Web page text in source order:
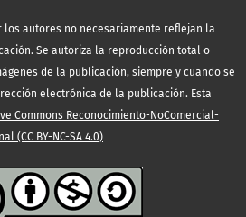
los autores no necesariamente reflejan la
Se autoriza la reproducción total o
de la publicación, siempre y cuando se
electrónica de la publicación. Esta
Commons Reconocimiento-NoComercial-
(CC BY-NC-SA 4.0)